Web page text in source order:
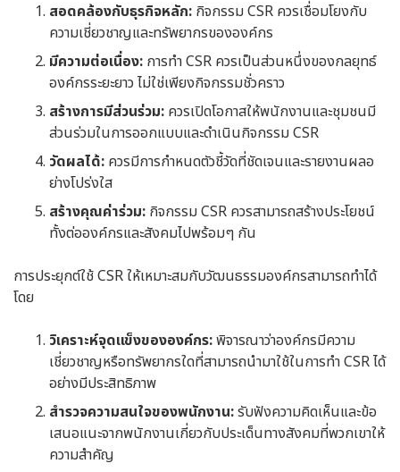
สอดคล้องกับธุรกิจหลัก: กิจกรรม CSR ควรเชื่อมโยงกับ
ความเชี่ยวชาญและทรัพยากรขององค์กร
มีความต่อเนื่อง: การทำ CSR ควรเป็นส่วนหนึ่งของกลยุทธ์
องค์กรระยะยาว ไม่ใช่เพียงกิจกรรมชั่วคราว
สร้างการมีส่วนร่วม: ควรเปิดโอกาสให้พนักงานและชุมชนมี
ส่วนร่วมในการออกแบบและดำเนินกิจกรรม CSR
วัดผลได้: ควรมีการกำหนดตัวชี้วัดที่ชัดเจนและรายงานผลอ
ย่างโปร่งใส
สร้างคุณค่าร่วม: กิจกรรม CSR ควรสามารถสร้างประโยชน์
ทั้งต่อองค์กรและสังคมไปพร้อมๆ กัน
การประยุกต์ใช้ CSR ให้เหมาะสมกับวัฒนธรรมองค์กรสามารถทำได้
โดย
วิเคราะห์จุดแข็งขององค์กร:พิจารณาว่าองค์กรมีความ
เชี่ยวชาญหรือทรัพยากรใดที่สามารถนำมาใช้ในการทำ CSR ได้
อย่างมีประสิทธิภาพ
สำรวจความสนใจของพนักงาน:รับฟังความคิดเห็นและข้อ
เสนอแนะจากพนักงานเกี่ยวกับประเด็นทางสังคมที่พวกเขาให้
ความสำคัญ